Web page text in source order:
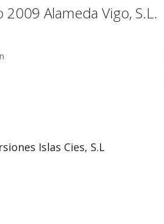
2009 Alameda Vigo, S.L.
Islas Cies, S.L